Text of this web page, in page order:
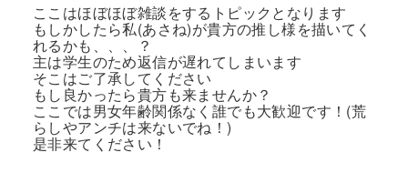
ここはほぼほぼ雑談をするトピックとなります
もしかしたら私(あさね)が貴方の推し様を描いてく
れるかも、、、？
主は学生のため返信が遅れてしまいます
そこはご了承してください
もし良かったら貴方も来ませんか？
ここでは男女年齢関係なく誰でも大歓迎です！(荒
らしやアンチは来ないでね！)
是非来てください！